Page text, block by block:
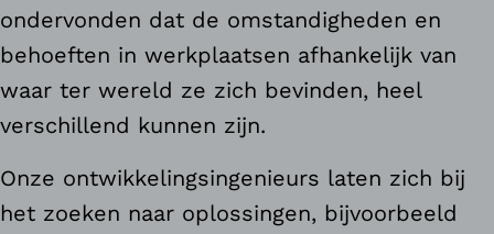
ondervonden dat de omstandigheden en
behoeften in werkplaatsen afhankelijk van
waar ter wereld ze zich bevinden, heel
verschillend kunnen zijn.
Onze ontwikkelingsingenieurs laten zich bij
het zoeken naar oplossingen, bijvoorbeeld